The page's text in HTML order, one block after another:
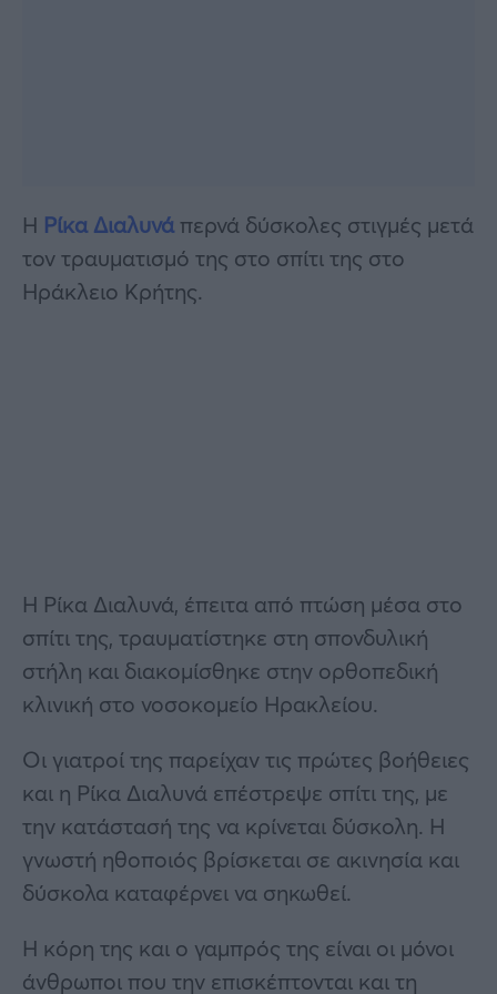
Η Ρίκα Διαλυνά περνά δύσκολες στιγμές μετά
τον τραυματισμό της στο σπίτι της στο
Ηράκλειο Κρήτης.
Η Ρίκα Διαλυνά, έπειτα από πτώση μέσα στο
σπίτι της, τραυματίστηκε στη σπονδυλική
στήλη και διακομίσθηκε στην ορθοπεδική
κλινική στο νοσοκομείο Ηρακλείου.
Οι γιατροί της παρείχαν τις πρώτες βοήθειες
και η Ρίκα Διαλυνά επέστρεψε σπίτι της, με
την κατάστασή της να κρίνεται δύσκολη. Η
γνωστή ηθοποιός βρίσκεται σε ακινησία και
δύσκολα καταφέρνει να σηκωθεί.
Η κόρη της και ο γαμπρός της είναι οι μόνοι
άνθρωποι που την επισκέπτονται και τη